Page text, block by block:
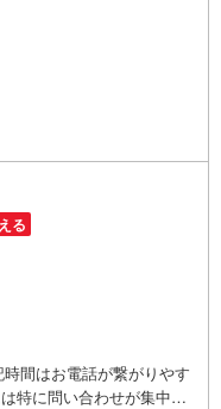
る
時間はお電話が繋がりやす
特に問い合わせが集中す